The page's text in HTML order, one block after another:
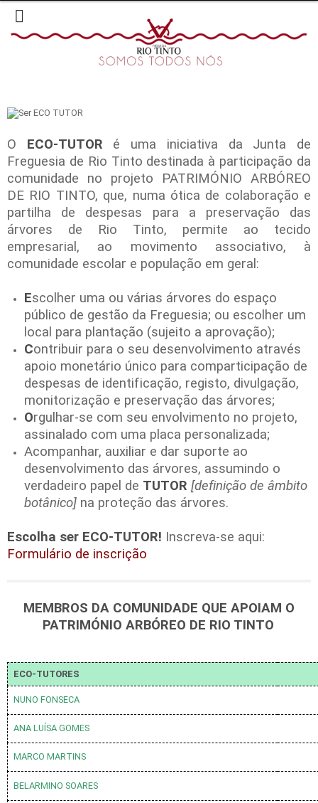
O ECO-TUTOR é uma iniciativa da Junta de
Freguesia de Rio Tinto destinada à participação da
comunidade no projeto PATRIMÓNIO ARBÓREO
DE RIO TINTO, que, numa ótica de colaboração e
partilha de despesas para a preservação das
árvores de Rio Tinto, permite ao tecido
empresarial, ao movimento associativo, à
comunidade escolar e população em geral:
Escolher uma ou várias árvores do espaço
público de gestão da Freguesia; ou escolher um
local para plantação (sujeito a aprovação);
Contribuir para o seu desenvolvimento através
apoio monetário único para comparticipação de
despesas de identificação, registo, divulgação,
monitorização e preservação das árvores;
Orgulhar-se com seu envolvimento no projeto,
assinalado com uma placa personalizada;
Acompanhar, auxiliar e dar suporte ao
desenvolvimento das árvores, assumindo o
verdadeiro papel de TUTOR [definição de âmbito
botânico] na proteção das árvores.
Escolha ser ECO-TUTOR! Inscreva-se aqui:
Formulário de inscrição
MEMBROS DA COMUNIDADE QUE APOIAM O
PATRIMÓNIO ARBÓREO DE RIO TINTO
ECO-TUTORES
NUNO FONSECA
ANA LUÍSA GOMES
MARCO MARTINS
BELARMINO SOARES